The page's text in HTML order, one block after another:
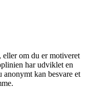
om du er motiveret
har udviklet en
kan besvare et